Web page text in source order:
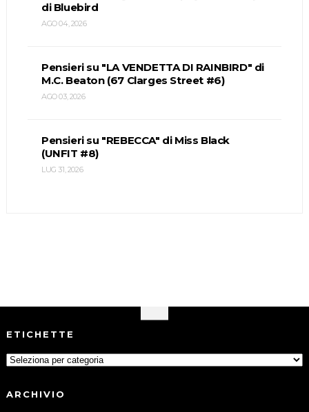
di Bluebird
AGO 04, 2026
Pensieri su "LA VENDETTA DI RAINBIRD" di
M.C. Beaton (67 Clarges Street #6)
AGO 03, 2026
Pensieri su "REBECCA" di Miss Black
(UNFIT #8)
LUG 31, 2026
ETICHETTE
ARCHIVIO